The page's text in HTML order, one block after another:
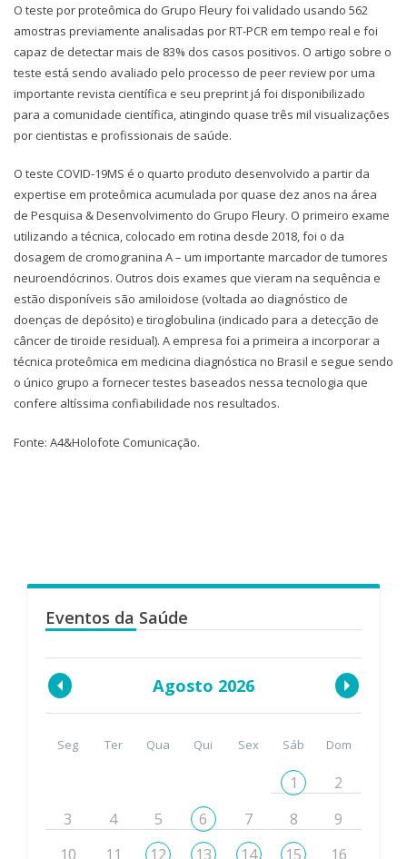
O teste por proteômica do Grupo Fleury foi validado usando 562
amostras previamente analisadas por RT-PCR em tempo real e foi
capaz de detectar mais de 83% dos casos positivos. O artigo sobre o
teste está sendo avaliado pelo processo de peer review por uma
importante revista científica e seu preprint já foi disponibilizado
para a comunidade científica, atingindo quase três mil visualizações
por cientistas e profissionais de saúde.
O teste COVID-19MS é o quarto produto desenvolvido a partir da
expertise em proteômica acumulada por quase dez anos na área
de Pesquisa & Desenvolvimento do Grupo Fleury. O primeiro exame
utilizando a técnica, colocado em rotina desde 2018, foi o da
dosagem de cromogranina A – um importante marcador de tumores
neuroendócrinos. Outros dois exames que vieram na sequência e
estão disponíveis são amiloidose (voltada ao diagnóstico de
doenças de depósito) e tiroglobulina (indicado para a detecção de
câncer de tiroide residual). A empresa foi a primeira a incorporar a
técnica proteômica em medicina diagnóstica no Brasil e segue sendo
o único grupo a fornecer testes baseados nessa tecnologia que
confere altíssima confiabilidade nos resultados.
Fonte: A4&Holofote Comunicação.
Eventos da Saúde
Agosto 2026
Seg Ter Qua Qui Sex Sáb Dom
1
2
3
4 5 6 7 8
9
10
11 12 13 14 15 16